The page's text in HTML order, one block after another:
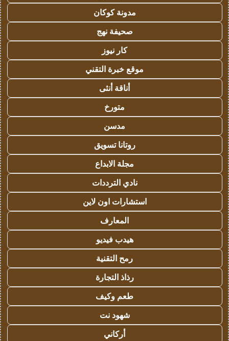
مدونة كوكان
صحيفة نهج
كار نيوز
موقع خبرة التقني
أناقة أنثى
متورخ
مدسن
روتانا تسويق
مجلة الابداع
نادي الترددات
استشارات اون لاين
المعارف
هيدب فيديو
رمح التقنية
رذاذ التجارة
طعم وكيف
شهود نت
أركاني